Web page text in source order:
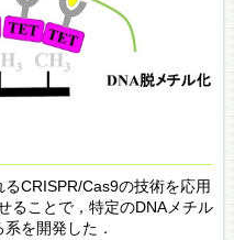
CRISPR/Cas9の技術を応用
ることで，特定のDNAメチル
を開発した．